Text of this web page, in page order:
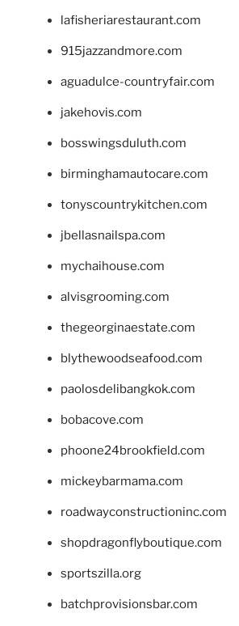
lafisheriarestaurant.com
915jazzandmore.com
aguadulce-countryfair.com
jakehovis.com
bosswingsduluth.com
birminghamautocare.com
tonyscountrykitchen.com
jbellasnailspa.com
mychaihouse.com
alvisgrooming.com
thegeorginaestate.com
blythewoodseafood.com
paolosdelibangkok.com
bobacove.com
phoone24brookfield.com
mickeybarmama.com
roadwayconstructioninc.com
shopdragonflyboutique.com
sportszilla.org
batchprovisionsbar.com